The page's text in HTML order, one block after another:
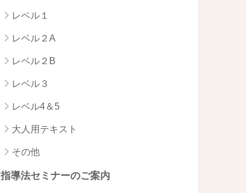
レベル１
レベル２A
レベル２B
レベル３
レベル4＆5
大人用テキスト
その他
指導法セミナーのご案内